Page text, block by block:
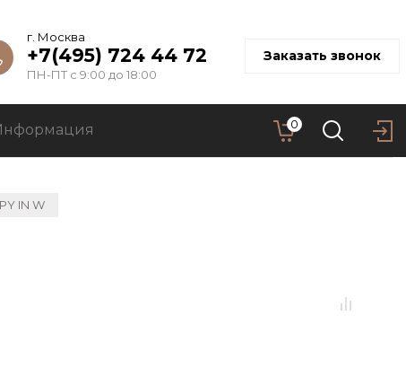
г. Москва
+7(495) 724 44 72
ПН-ПТ с 9:00 до 18:00
Заказать звонок
0
IN W